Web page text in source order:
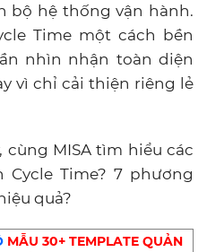
bộ hệ thống vận hành.
Time một cách bền
nhìn nhận toàn diện
vì chỉ cải thiện riêng lẻ
MISA tìm hiểu các
Time? 7 phương
quả?
MẪU 30+ TEMPLATE QUẢN